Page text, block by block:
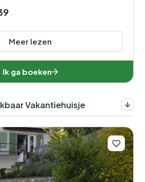
Meer lezen
Ik ga boeken
Vakantiehuisje